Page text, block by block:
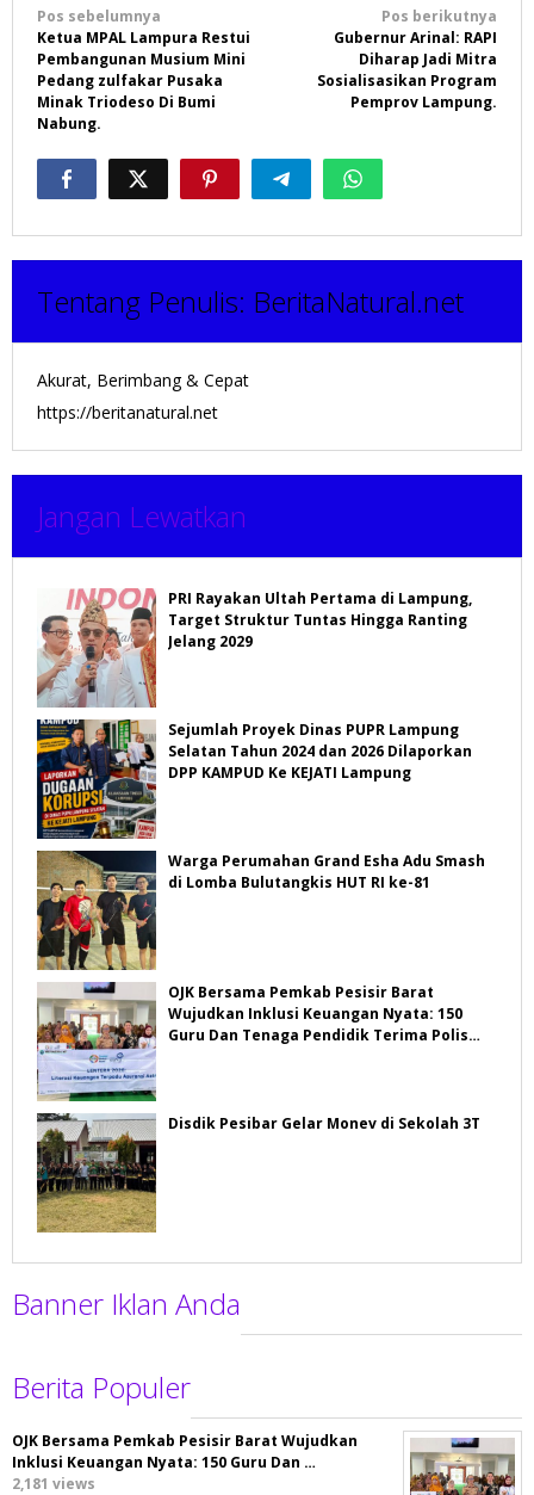
Navigasi
pos
Pos sebelumnya
Ketua MPAL Lampura Restui
Pembangunan Musium Mini
Pedang zulfakar Pusaka
Minak Triodeso Di Bumi
Nabung.
Pos berikutnya
Gubernur Arinal: RAPI
Diharap Jadi Mitra
Sosialisasikan Program
Pemprov Lampung.
Tentang Penulis: BeritaNatural.net
Akurat, Berimbang & Cepat
https://beritanatural.net
Jangan Lewatkan
PRI Rayakan Ultah Pertama di Lampung,
Target Struktur Tuntas Hingga Ranting
Jelang 2029
Sejumlah Proyek Dinas PUPR Lampung
Selatan Tahun 2024 dan 2026 Dilaporkan
DPP KAMPUD Ke KEJATI Lampung
Warga Perumahan Grand Esha Adu Smash
di Lomba Bulutangkis HUT RI ke-81
OJK Bersama Pemkab Pesisir Barat
Wujudkan Inklusi Keuangan Nyata: 150
Guru Dan Tenaga Pendidik Terima Polis
Disdik Pesibar Gelar Monev di Sekolah 3T
Banner Iklan Anda
Berita Populer
OJK Bersama Pemkab Pesisir Barat Wujudkan
Inklusi Keuangan Nyata: 150 Guru Dan …
2,181 views